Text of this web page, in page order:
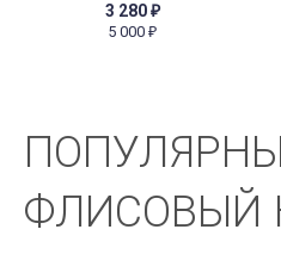
3 280₽
5 000₽
ФЛИСОВЫЙ